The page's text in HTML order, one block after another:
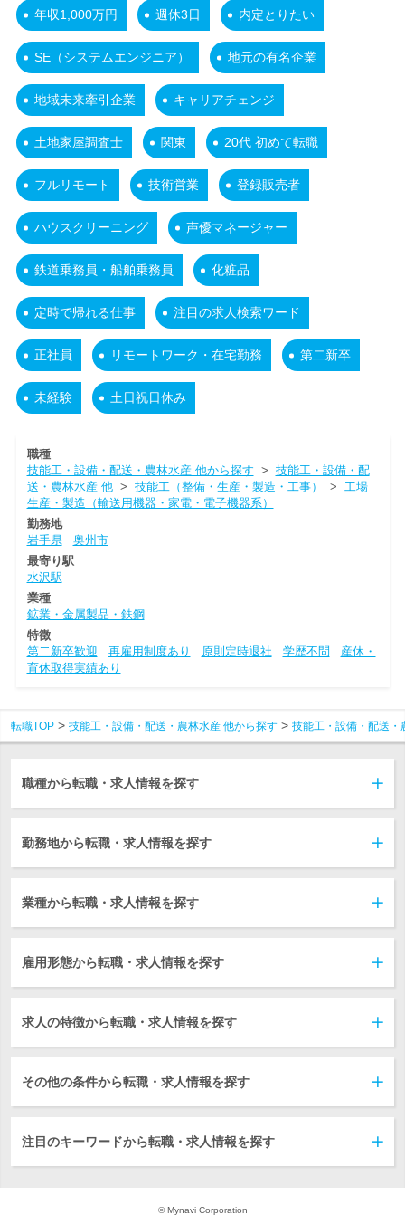
年収1,000万円 週休3日 内定とりたい
SE（システムエンジニア） 地元の有名企業
地域未来牽引企業 キャリアチェンジ
土地家屋調査士 関東 20代 初めて転職
フルリモート 技術営業 登録販売者
ハウスクリーニング 声優マネージャー
鉄道乗務員・船舶乗務員 化粧品
定時で帰れる仕事 注目の求人検索ワード
正社員 リモートワーク・在宅勤務 第二新卒
未経験 土日祝日休み
職種
技能工・設備・配送・農林水産 他から探す > 技能工・設備・配
送・農林水産 他> 技能工（整備・生産・製造・工事） > 工場
生産・製造（輸送用機器・家電・電子機器系）
勤務地
岩手県
奥州市
最寄り駅
水沢駅
業種
鉱業・金属製品・鉄鋼
特徴
第二新卒歓迎
再雇用制度あり 原則定時退社 学歴不問
産休・
育休取得実績あり
転職TOP 技能工・設備・配送・農林水産 他から探す 技能工・設備・配送・
職種から転職・求人情報を探す
勤務地から転職・求人情報を探す
業種から転職・求人情報を探す
雇用形態から転職・求人情報を探す
求人の特徴から転職・求人情報を探す
その他の条件から転職・求人情報を探す
注目のキーワードから転職・求人情報を探す
© Mynavi Corporation